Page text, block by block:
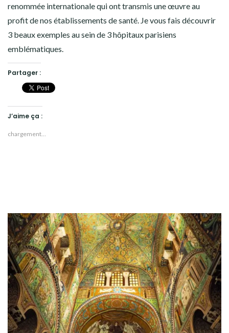
renommée internationale qui ont transmis une œuvre au
profit de nos établissements de santé. Je vous fais découvrir
3 beaux exemples au sein de 3 hôpitaux parisiens
emblématiques.
Partager :
J’aime ça :
chargement…